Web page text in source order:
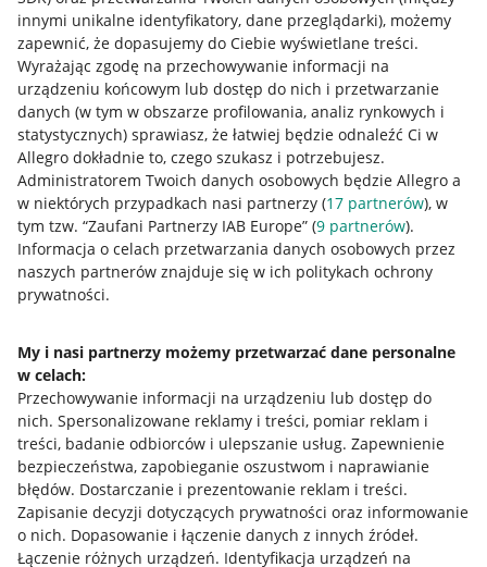
innymi unikalne identyfikatory, dane przeglądarki), możemy
zapewnić, że dopasujemy do Ciebie wyświetlane treści.
Wyrażając zgodę na przechowywanie informacji na
urządzeniu końcowym lub dostęp do nich i przetwarzanie
danych (w tym w obszarze profilowania, analiz rynkowych i
statystycznych) sprawiasz, że łatwiej będzie odnaleźć Ci w
Allegro dokładnie to, czego szukasz i potrzebujesz.
Administratorem Twoich danych osobowych będzie Allegro a
w niektórych przypadkach nasi partnerzy (17 partnerów), w
tym tzw. “Zaufani Partnerzy IAB Europe” (9 partnerów).
Informacja o celach przetwarzania danych osobowych przez
naszych partnerów znajduje się w ich politykach ochrony
prywatności.
My i nasi partnerzy możemy przetwarzać dane personalne
w celach:
Przechowywanie informacji na urządzeniu lub dostęp do
nich. Spersonalizowane reklamy i treści, pomiar reklam i
treści, badanie odbiorców i ulepszanie usług. Zapewnienie
bezpieczeństwa, zapobieganie oszustwom i naprawianie
błędów. Dostarczanie i prezentowanie reklam i treści.
Zapisanie decyzji dotyczących prywatności oraz informowanie
o nich. Dopasowanie i łączenie danych z innych źródeł.
Łączenie różnych urządzeń. Identyfikacja urządzeń na
Przydatne informacje
Jak to działa
Napisz do nas
Allegro Gadane dla sprzedających
Mapa miejscowości
Informacje prawne
Regulamin
Polityka plików "cookies"
Ustawienia plików "cookies"